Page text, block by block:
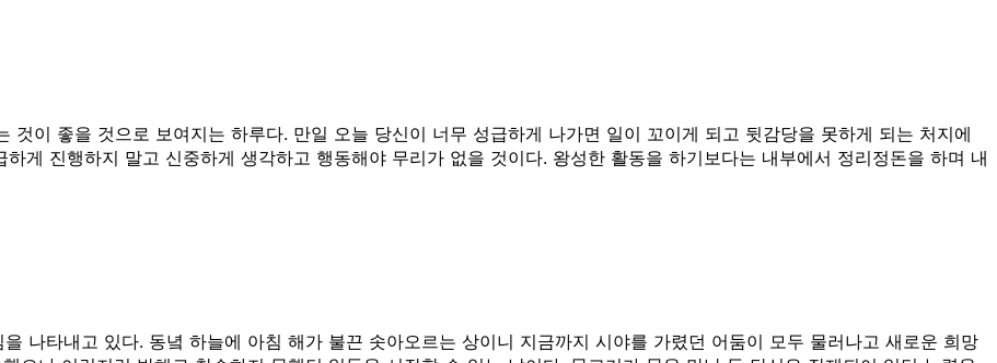
것이 좋을 것으로 보여지는 하루다. 만일 오늘 당신이 너무 성급하게 나가면 일이 꼬이게 되고 뒷감당을 못하게 되는 처지에
게 진행하지 말고 신중하게 생각하고 행동해야 무리가 없을 것이다. 왕성한 활동을 하기보다는 내부에서 정리정돈을 하며 내
나타내고 있다. 동녘 하늘에 아침 해가 불끈 솟아오르는 상이니 지금까지 시야를 가렸던 어둠이 모두 물러나고 새로운 희망